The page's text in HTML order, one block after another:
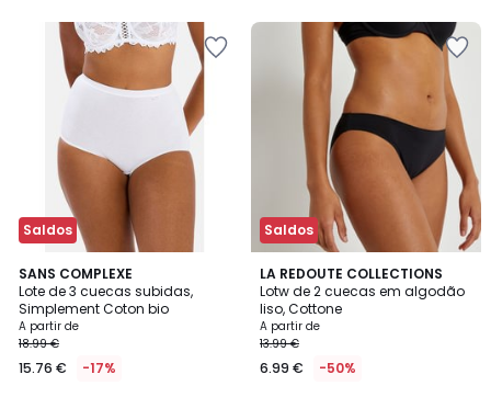
Saldos
SANS COMPLEXE
Lote de 3 cuecas subidas,
Simplement Coton bio
A partir de
18.99 €
15.76 € -17%
4
/
5
4
Cores
Saldos
LA REDOUTE COLLECTIONS
Lotw de 2 cuecas em algodão
liso, Cottone
A partir de
13.99 €
6.99 € -50%
4,6
/ 5
3
Cores